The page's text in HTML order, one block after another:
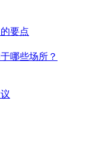
要点
哪些场所？